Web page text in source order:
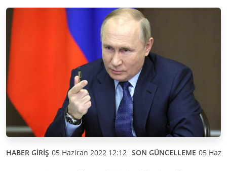
HABER GİRİŞ 05 Haziran 2022 12:12 SON GÜNCELLEME 05